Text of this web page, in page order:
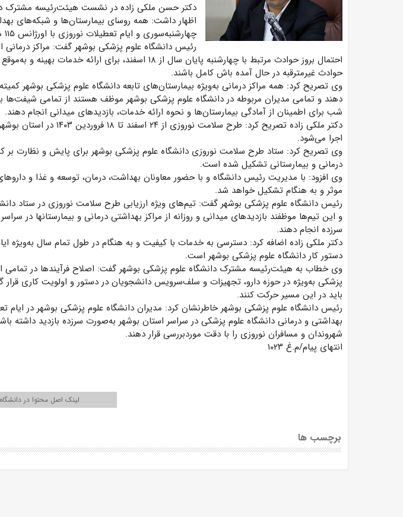
دکتر حسن ملکی زاده در نشست هیئت‌رئیسه مشترک
اظهار داشت: همه روسای بیمارستان‌ها و شبکه‌های
چهارشنبه‌سوری و ایام تعطیلات نوروزی با اورژانس ۱۱۵ همکاری داشته باشند.
رئیس دانشگاه علوم پزشکی بوشهر گفت: مراکز درمانی
احتمال بروز حوادث مرتبط با چهارشنبه پایان سال از ۱۸ اسفند، برای ارائه
حوادث غیرمترقبه در حال آمده باش کامل باشند.
وی تصریح کرد: همه مراکز درمانی به‌ویژه بیمارستان‌های تابعه دانشگاه علوم پزشکی بوشهر
دهند و تمامی مدیران مربوطه در دانشگاه علوم پزشکی بوشهر موظف هستند از تمامی
شب برای اطمینان از آمادگی بیمارستان‌ها و نحوه ارائه خدمات، بازدیدهای میدانی انجام دهند.
دکتر ملکی زاده تصریح کرد: طرح سلامت
اجرا می‌شود.
وی تصریح کرد: ستاد طرح سلامت نوروزی دانشگاه علوم پزشکی بوشهر برای پایش و نظارت بر
درمانی و بیمارستانی تشکیل شده است.
وی افزود: با مدیریت رئیس دانشگاه و با حضور معاونان بهداشت، درمان، توسعه و غذا و
موثر و به هنگام تشکیل خواهد شد.
رئیس دانشگاه علوم پزشکی بوشهر گفت: تیم‌های ویژه ارزیابی طرح سلامت نوروزی در ستاد
و این تیم‌ها موظفند بازدیدهای میدانی و روزانه از مراکز بهداشتی درمانی و بیمارستانها در
سرزده انجام دهند.
دکتر ملکی زاده اضافه کرد: دسترسی به خدمات با کیفیت و به هنگام در طول تمام سال به‌ویژه
دستور کار دانشگاه علوم پزشکی بوشهر است.
وی خطاب به هیئت‌رئیسه مشترک دانشگاه علوم پزشکی بوشهر گفت: اصلاح فرآیندها در تمامی
پزشکی به‌ویژه در حوزه دارو، تجهیزات و سلف‌سرویس دانشجویان در دستور و اولویت کاری
باید در این مسیر حرکت کنند.
رئیس دانشگاه علوم پزشکی بوشهر خاطرنشان کرد: مدیران دانشگاه علوم پزشکی بوشهر در ایام
بهداشتی و درمانی دانشگاه علوم پزشکی در سراسر استان بوشهر به‌صورت سرزده بازدید داشته
شهروندان و مسافران نوروزی را با دقت موردبررسی قرار دهند.
انتهای پیام/م.غ ۱۰۲۳
لینک اصل محتوا در
برچسب ها